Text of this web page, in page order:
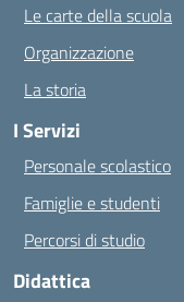
Le carte della scuola
Organizzazione
La storia
I Servizi
Personale scolastico
Famiglie e studenti
Percorsi di studio
Didattica